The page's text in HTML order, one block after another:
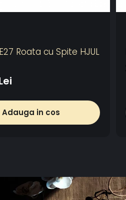
Roata cu Spite HJUL
Adauga in cos